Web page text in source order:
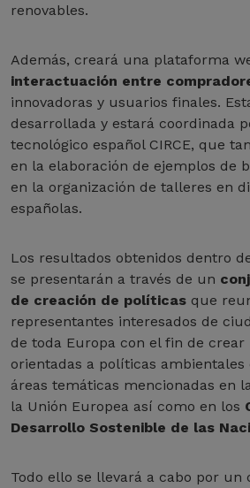
renovables.
Además, creará una plataforma
interactuación entre
innovadoras y usuarios finales.
desarrollada y estará coordinada
tecnológico español CIRCE, que
en la elaboración de ejemplos de
en la organización de talleres en
españolas.
Los resultados obtenidos dentro
se presentarán a través de un
de creación de políticas que
representantes interesados de
de toda Europa con el fin de crear
orientadas a políticas ambientales
áreas temáticas mencionadas en
la Unión Europea así como en los
Desarrollo Sostenible de las
Todo ello se llevará a cabo por un